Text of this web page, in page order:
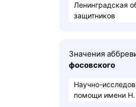
Ленинградская
защитников
Значения
фо​сов​ско​го
Научно-
помощи имени Н.